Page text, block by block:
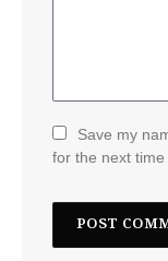
Save my
for the next